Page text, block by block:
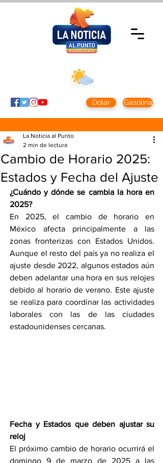
Dolar Gasolina
Cambio de Horario 2025:
Estados y Fecha del Ajuste
La Noticia al Punto
2 min de lectura
¿Cuándo y dónde se cambia la hora en
2025?
En 2025, el cambio de horario en
México afecta principalmente a las
zonas fronterizas con Estados Unidos.
Aunque el resto del país ya no realiza el
ajuste desde 2022, algunos estados aún
deben adelantar una hora en sus relojes
debido al horario de verano. Este ajuste
se realiza para coordinar las actividades
laborales con las de las ciudades
estadounidenses cercanas.
Fecha y Estados que deben ajustar su
reloj
El próximo cambio de horario ocurrirá el
domingo 9 de marzo de 2025 a las